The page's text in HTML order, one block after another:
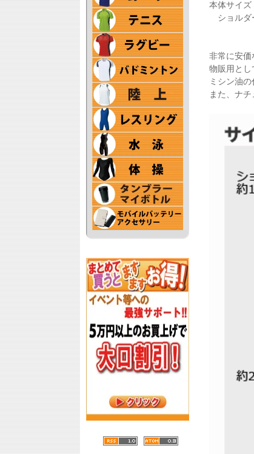
本体サイズ
ショルダ
非常に安価
物販用とし
ミシン油
また、ナ